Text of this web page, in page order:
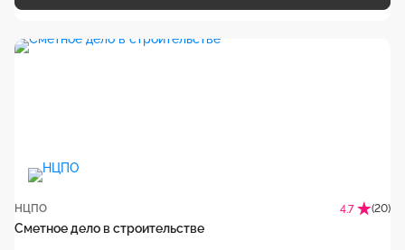
НЦПО 4.7 (20)
Сметное дело в строительстве